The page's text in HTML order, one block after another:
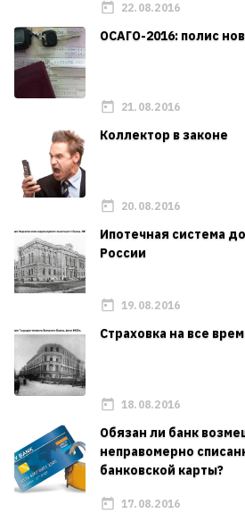
22.08.2016
ОСАГО-2016: полис
21.08.2016
Коллектор в законе
20.08.2016
Ипотечная система
России
19.08.2016
Страховка на все
18.08.2016
Обязан ли банк
неправомерно
банковской карты?
17.08.2016